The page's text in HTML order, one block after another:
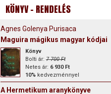
KÖNYV - RENDELÉS
Agnes Golenya Purisaca
Maguira mágikus magyar kódjai
Könyv
Bolti ár:7 700 Ft
Netes ár: 6 930 Ft
10%kedvezménnyel
A Hermetikum aranykönyve